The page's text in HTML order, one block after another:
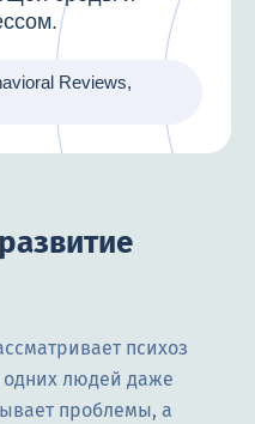
Reviews,
психоз
одних людей даже
проблемы, а